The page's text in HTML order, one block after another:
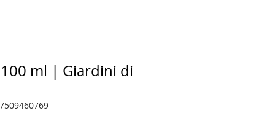
ml | Giardini di